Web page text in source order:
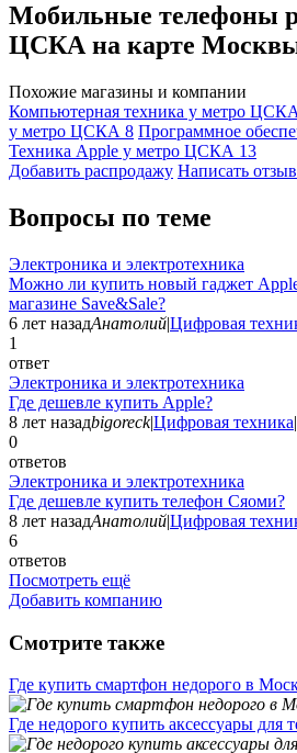
Мобильные телефоны
ЦСКА на карте
Похожие магазины и компании
Компьютерная техника у метро ЦСКА
у метро ЦСКА 8 Программное
Техника Apple у метро ЦСКА 13
Добавить раcпродажу Написать отзыв
Вопросы по теме
Электроника и электротехника
Можно ли купить новый гаджет
магазине Save&Sale?
6 лет назадАнатолий|Цифровая
1
ответ
Электроника и электротехника
Где дешевле купить Apple?
8 лет назадbigoreck|Цифровая техника|
0
ответов
Электроника и электротехника
Где дешевле купить телефон Сяоми?
8 лет назадАнатолий|Цифровая
6
ответов
Посмотреть ещё
Добавить компанию
Смотрите также
Где купить смартфон недорого в
Где недорого купить аксессуары для